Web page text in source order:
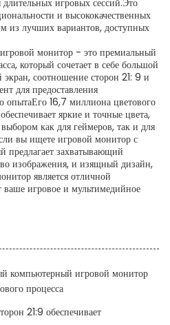
игровых сессий.Это
и высококачественных
из лучших вариантов, доступных
монитор - это премиальный
который сочетает в себе большой
соотношение сторон 21: 9 и
для предоставления
опытаЕго 16,7 миллиона цветового
яркие и точные цвета,
как для геймеров, так и для
вы ищете игровой монитор с
предлагает захватывающий
изображения, и изящный дизайн,
является отличной
игровое и мультимедийное
компьютерный игровой монитор
процесса
21:9 обеспечивает